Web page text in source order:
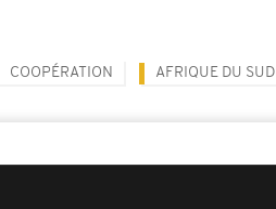
COOPÉRATION AFRIQUE DU SUD